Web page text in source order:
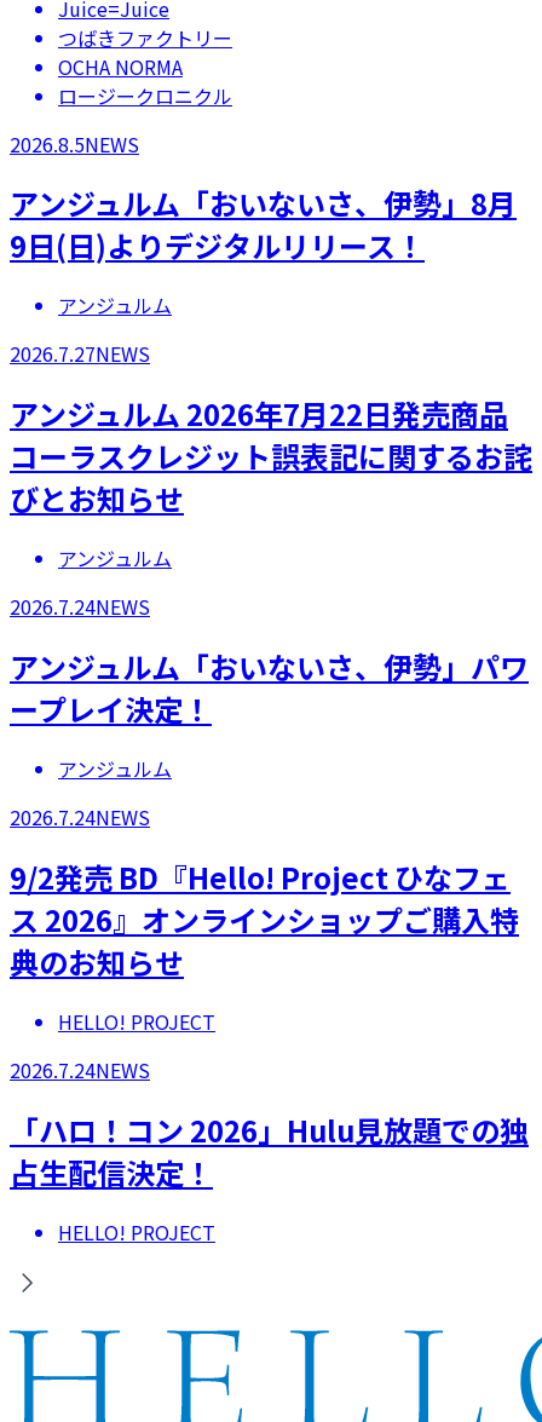
Juice=Juice
つばきファクトリー
OCHA NORMA
ロージークロニクル
2026.8.5NEWS
アンジュルム「おいないさ、伊勢」8月
9日(日)よりデジタルリリース！
アンジュルム
2026.7.27NEWS
アンジュルム 2026年7月22日発売商品
コーラスクレジット誤表記に関するお詫
びとお知らせ
アンジュルム
2026.7.24NEWS
アンジュルム「おいないさ、伊勢」パワ
ープレイ決定！
アンジュルム
2026.7.24NEWS
9/2発売 BD『Hello! Project ひなフェ
ス 2026』オンラインショップご購入特
典のお知らせ
HELLO! PROJECT
2026.7.24NEWS
「ハロ！コン 2026」Hulu見放題での独
占生配信決定！
HELLO! PROJECT